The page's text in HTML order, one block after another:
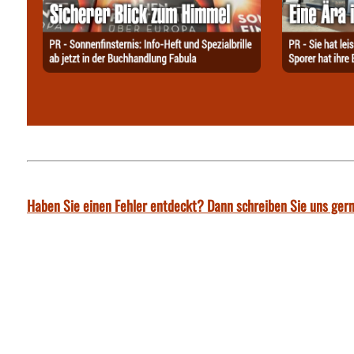
Haben Sie einen Fehler entdeckt? Dann schreiben Sie uns